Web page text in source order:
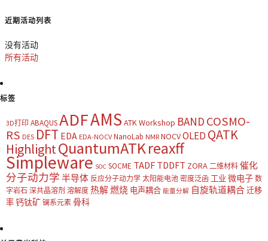
近期活动列表
没有活动
所有活动
标签
3D打印 ABAQUSADFAMS ATK Workshop BAND COSMO-
RS DES DFT EDA EDA-NOCV NanoLab NMR NOCVOLED QATK
HighlightQuantumATKreaxff
Simpleware SOC SOCME TADF TDDFT ZORA 二维材料 催化
分子动力学 半导体 反应分子动力学 太阳能电池 密度泛函 工业 微电子 数
字岩石 深共晶溶剂 溶解度 热解燃烧 电声耦合 能量分解 自旋轨道耦合迁移
率钙钛矿 镧系元素 骨科